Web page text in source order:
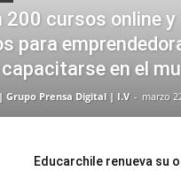
200 cursos online
para
en el
Grupo Prensa Digital | I.V - marzo
Educarchile renueva su